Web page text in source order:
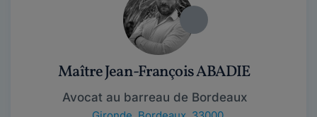
Maître Jean-François ABADIE
Avocat au barreau de Bordeaux